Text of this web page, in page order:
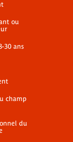
ou
30 ans
champ
du